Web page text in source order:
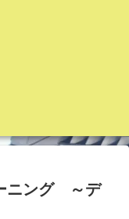
ニング ～デ